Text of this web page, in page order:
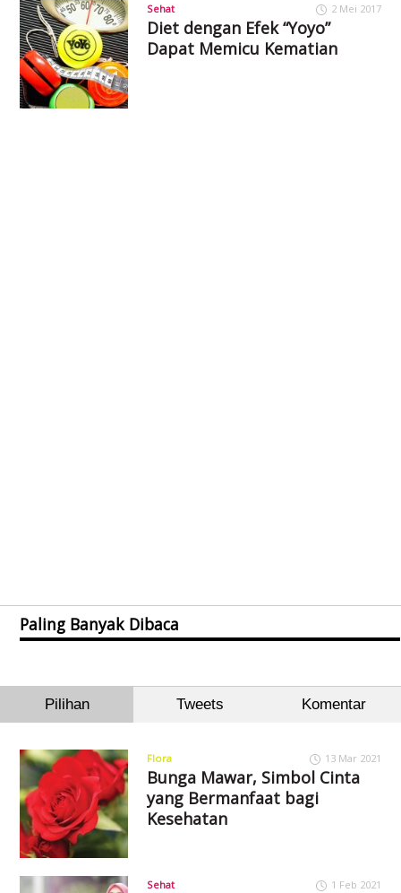
Sehat 2 Mei 2017
Diet dengan Efek “Yoyo”
Dapat Memicu Kematian
Paling Banyak Dibaca
Pilihan Tweets Komentar
Flora 13 Mar 2021
Bunga Mawar, Simbol Cinta
yang Bermanfaat bagi
Kesehatan
Sehat 1 Feb 2021